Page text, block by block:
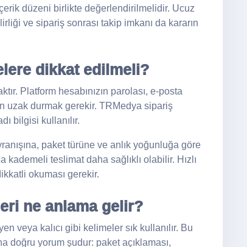
düzeni birlikte değerlendirilmelidir. Ucuz
ve sipariş sonrası takip imkanı da kararın
dikkat edilmeli?
Platform hesabınızın parolası, e-posta
uzak durmak gerekir. TRMedya sipariş
bilgisi kullanılır.
paket türüne ve anlık yoğunluğa göre
teslimat daha sağlıklı olabilir. Hızlı
okuması gerekir.
ne anlama gelir?
veya kalıcı gibi kelimeler sık kullanılır. Bu
doğru yorum şudur: paket açıklaması,